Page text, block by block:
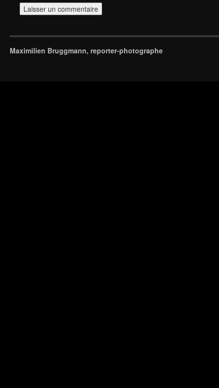
Maximilien Bruggmann, reporter-photographe